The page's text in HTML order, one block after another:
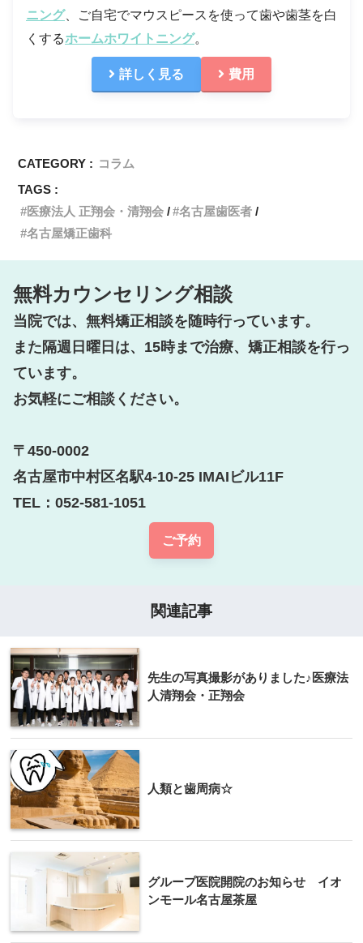
ニング、ご自宅でマウスピースを使って歯や歯茎を白
くするホームホワイトニング。
詳しく見る 費用
CATEGORY : コラム
TAGS :
医療法人 正翔会・清翔会
名古屋歯医者
名古屋矯正歯科
無料カウンセリング相談
当院では、無料矯正相談を随時行っています。
また隔週日曜日は、15時まで治療、矯正相談を行っ
ています。
お気軽にご相談ください。
〒450-0002
名古屋市中村区名駅4-10-25 IMAIビル11F
TEL：052-581-1051
ご予約
関連記事
先生の写真撮影がありました♪医療法
人清翔会・正翔会
人類と歯周病☆
グループ医院開院のお知らせ イオ
ンモール名古屋茶屋